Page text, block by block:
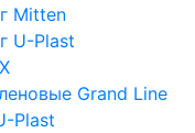
Mitten
U-Plast
Grand Line
Plast